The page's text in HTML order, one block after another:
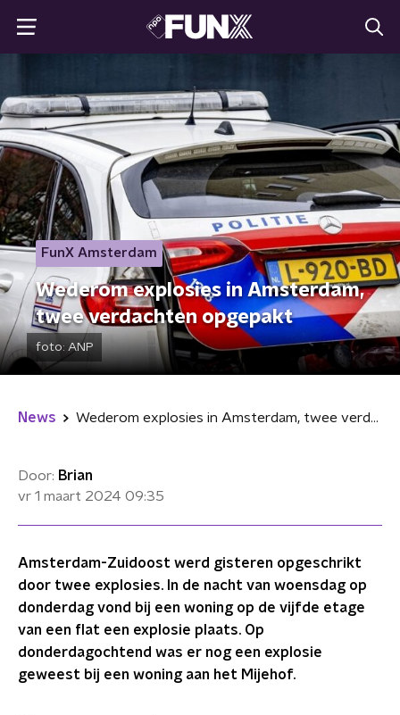
FunX Amsterdam
Wederom explosies in Amsterdam,
twee verdachten opgepakt
foto: ANP
News Wederom explosies in Amsterdam, twee verdachten opgepakt
Door: Brian
vr 1 maart 2024 09:35
Amsterdam-Zuidoost werd gisteren opgeschrikt
door twee explosies. In de nacht van woensdag op
donderdag vond bij een woning op de vijfde etage
van een flat een explosie plaats. Op
donderdagochtend was er nog een explosie
geweest bij een woning aan het Mijehof.